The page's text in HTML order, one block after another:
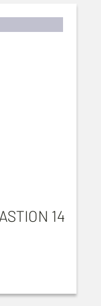
14